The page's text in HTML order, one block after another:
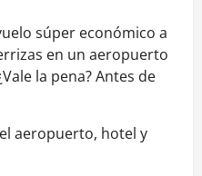
súper económico a
en un aeropuerto
la pena? Antes de
aeropuerto, hotel y